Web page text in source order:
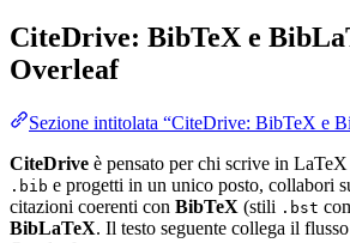
CiteDrive: BibTeX e
Overleaf
Sezione intitolata “CiteDrive: BibTeX e
CiteDrive è pensato per chi scrive in
.bib e progetti in un unico posto, collabori
citazioni coerenti con BibTeX (stili .bst
BibLaTeX. Il testo seguente collega il